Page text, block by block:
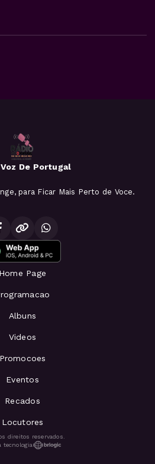
De Portugal
para Ficar Mais Perto de Voce.
Home Page
Albuns
Videos
Promocoes
Eventos
Recados
Locutores
direitos reservados.
tecnologia